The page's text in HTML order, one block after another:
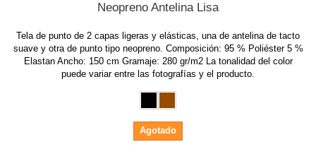
Neopreno Antelina Lisa
Tela de punto de 2 capas ligeras y elásticas, una de antelina de tacto
suave y otra de punto tipo neopreno. Composición: 95 % Poliéster 5 %
Elastan Ancho: 150 cm Gramaje: 280 gr/m2 La tonalidad del color
puede variar entre las fotografías y el producto.
Agotado